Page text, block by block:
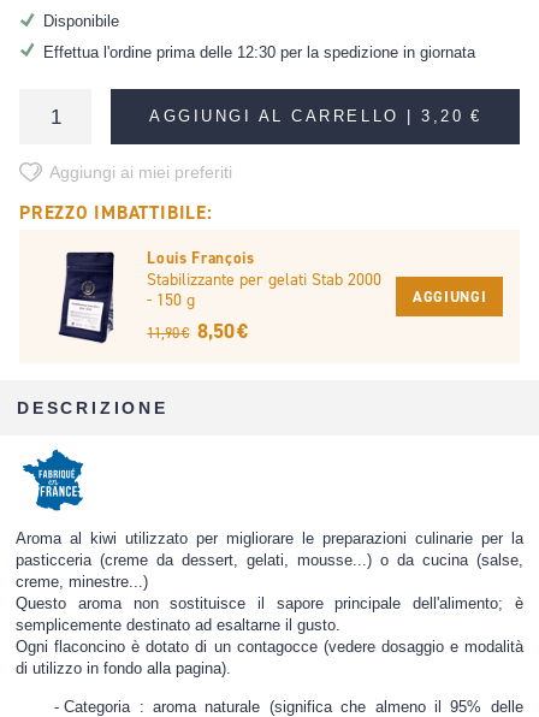
Disponibile
Effettua l'ordine prima delle 12:30 per la spedizione in giornata
AGGIUNGI AL CARRELLO |3,20 €
Aggiungi ai miei preferiti
PREZZO IMBATTIBILE:
Louis François
Stabilizzante per gelati Stab 2000
- 150 g
11,90 € 8,50 €
AGGIUNGI
DESCRIZIONE
Aroma al kiwi utilizzato per migliorare le preparazioni culinarie per la
pasticceria (creme da dessert, gelati, mousse...) o da cucina (salse,
creme, minestre...)
Questo aroma non sostituisce il sapore principale dell'alimento; è
semplicemente destinato ad esaltarne il gusto.
Ogni flaconcino è dotato di un contagocce (vedere dosaggio e modalità
di utilizzo in fondo alla pagina).
Categoria : aroma naturale (significa che almeno il 95% delle